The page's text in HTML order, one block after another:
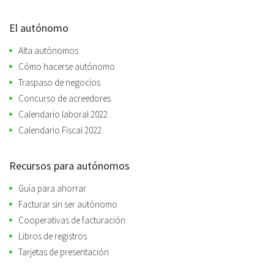
El autónomo
Alta autónomos
Cómo hacerse autónomo
Traspaso de negocios
Concurso de acreedores
Calendario laboral 2022
Calendario Fiscal 2022
Recursos para autónomos
Guía para ahorrar
Facturar sin ser autónomo
Cooperativas de facturación
Libros de registros
Tarjetas de presentación